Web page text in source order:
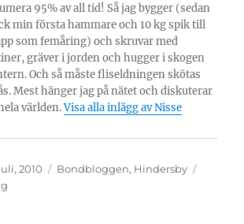
95% av all tid! Så jag bygger (sedan
min första hammare och 10 kg spik till
som femåring) och skruvar med
gräver i jorden och hugger i skogen
Och så måste fliseldningen skötas
Mest hänger jag på nätet och diskuterar
världen.Visa alla inlägg av Nisse
2010 Kategorier
Bondbloggen, Hindersby